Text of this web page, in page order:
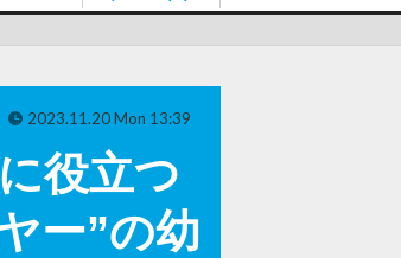
役立つ
ー”の幼
2023.11.20 Mon 13:39